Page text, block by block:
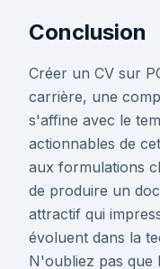
Conclusion
Créer un CV sur
carrière, une
s'affine avec le
actionnables de
aux formulations
de produire un
attractif qui
évoluent dans la
N'oubliez pas que